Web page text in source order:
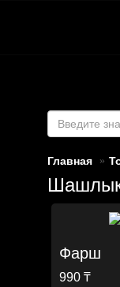
Главная
Фарш
990 ₸